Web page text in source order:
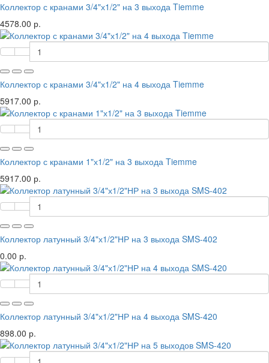
Коллектор с кранами 3/4"х1/2" на 3 выхода Tiemme
4578.00 р.
Коллектор с кранами 3/4"х1/2" на 4 выхода Tiemme
5917.00 р.
Коллектор с кранами 1"х1/2" на 3 выхода Tiemme
5917.00 р.
Коллектор латунный 3/4"х1/2"НР на 3 выхода SMS-402
0.00 р.
Коллектор латунный 3/4"х1/2"НР на 4 выхода SMS-420
898.00 р.